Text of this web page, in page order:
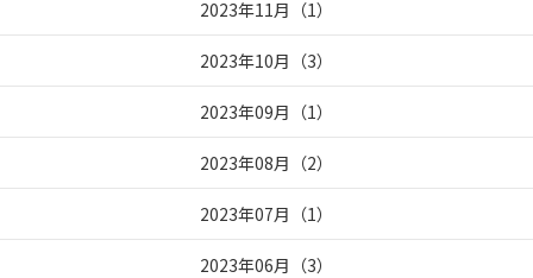
2023年11月 （1）
2023年10月 （3）
2023年09月 （1）
2023年08月 （2）
2023年07月 （1）
2023年06月 （3）